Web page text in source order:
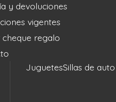
y devoluciones
vigentes
cheque regalo
JuguetesSillas de auto